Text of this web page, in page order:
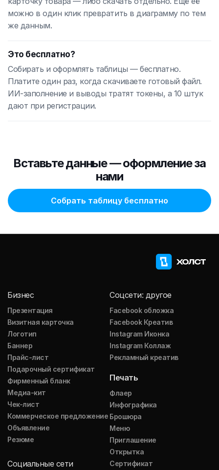
можно в один клик превратить в диаграмму по тем
же данным.
Это бесплатно?
Собирать и оформлять таблицы — бесплатно.
Платите один раз, когда скачиваете готовый файл.
ИИ-заполнение и выводы тратят токены, а 10 штук
дают при регистрации.
Вставьте данные — оформление за
нами
Собрать таблицу бесплатно
Бизнес
Презентация
Визитная карточка
Логотип
Баннер
Прайс-лист
Подарочный сертификат
Фирменный бланк
Медиа-кит
Чек-лист
Коммерческое предложение
Объявление
Резюме
Социальные сети
Соцсети: другое
Facebook обложка
Facebook Креатив
Instagram Иконка
Instagram Коллаж
Рекламный креатив
Печать
Флаер
Инфографика
Брошюра
Меню
Приглашение
Открытка
Сертификат